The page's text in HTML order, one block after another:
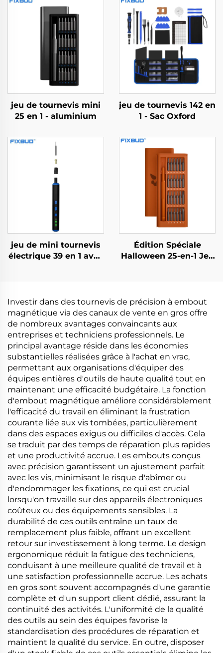
jeu de tournevis mini
25 en 1 - aluminium
jeu de tournevis 142 en
1 - Sac Oxford
jeu de mini tournevis
électrique 39 en 1 avec
Édition Spéciale
Halloween 25-en-1 Jeu
Investir dans des tournevis de précision à embout
magnétique via des canaux de vente en gros offre
de nombreux avantages convaincants aux
entreprises et techniciens professionnels. Le
principal avantage réside dans les économies
substantielles réalisées grâce à l'achat en vrac,
permettant aux organisations d'équiper des
équipes entières d'outils de haute qualité tout en
maintenant une efficacité budgétaire. La fonction
d'embout magnétique améliore considérablement
l'efficacité du travail en éliminant la frustration
courante liée aux vis tombées, particulièrement
dans des espaces exigus ou difficiles d'accès. Cela
se traduit par des temps de réparation plus rapides
et une productivité accrue. Les embouts conçus
avec précision garantissent un ajustement parfait
avec les vis, minimisant le risque d'abîmer ou
d'endommager les fixations, ce qui est crucial
lorsqu'on travaille sur des appareils électroniques
coûteux ou des équipements sensibles. La
durabilité de ces outils entraîne un taux de
remplacement plus faible, offrant un excellent
retour sur investissement à long terme. Le design
ergonomique réduit la fatigue des techniciens,
conduisant à une meilleure qualité de travail et à
une satisfaction professionnelle accrue. Les achats
en gros sont souvent accompagnés d'une garantie
complète et d'un support client dédié, assurant la
continuité des activités. L'uniformité de la qualité
des outils au sein des équipes favorise la
standardisation des procédures de réparation et
maintient la qualité du service. En outre, disposer